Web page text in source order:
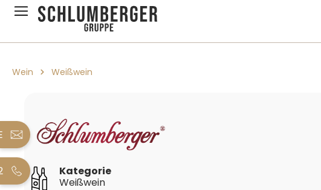
Zur Hauptnavigation springen
Wein Weißwein
Kategorie
Weißwein